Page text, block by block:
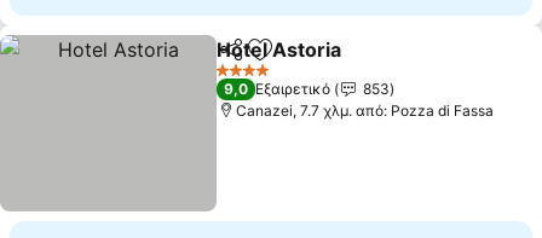
Κοινοποίηση
Προσθήκη στα αγαπημένα
Hotel Astoria
4 Αστέρια
9,0 Εξαιρετικό
853
Canazei, 7.7 χλμ. από: Pozza di Fassa